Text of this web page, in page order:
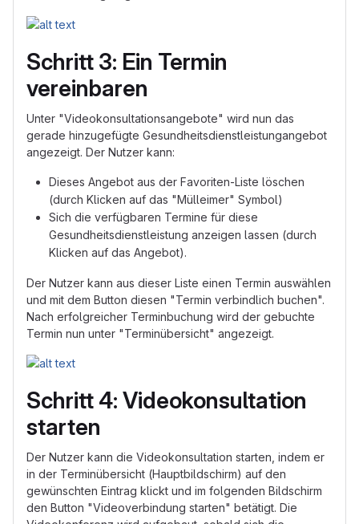
Schritt 3: Ein Termin
vereinbaren
Unter "Videokonsultationsangebote" wird nun das
gerade hinzugefügte Gesundheitsdienstleistungangebot
angezeigt. Der Nutzer kann:
Dieses Angebot aus der Favoriten-Liste löschen
(durch Klicken auf das "Mülleimer" Symbol)
Sich die verfügbaren Termine für diese
Gesundheitsdienstleistung anzeigen lassen (durch
Klicken auf das Angebot).
Der Nutzer kann aus dieser Liste einen Termin auswählen
und mit dem Button diesen "Termin verbindlich buchen".
Nach erfolgreicher Terminbuchung wird der gebuchte
Termin nun unter "Terminübersicht" angezeigt.
Schritt 4: Videokonsultation
starten
Der Nutzer kann die Videokonsultation starten, indem er
in der Terminübersicht (Hauptbildschirm) auf den
gewünschten Eintrag klickt und im folgenden Bildschirm
den Button "Videoverbindung starten" betätigt. Die